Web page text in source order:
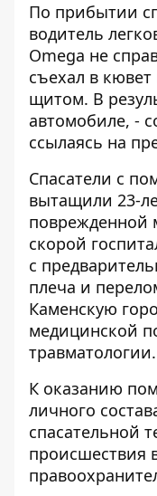
По прибытии
водитель
Omega не
съехал в
щитом. В
автомобиле, -
ссылаясь на
Спасатели с
вытащили 23-
поврежденной
скорой
с
плеча и
Каменскую
медицинской
травматологии.
К оказанию
личного
спасательной
происшествия